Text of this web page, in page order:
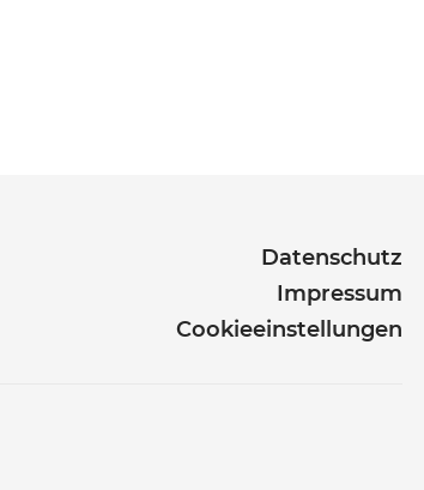
Datenschutz
Impressum
Cookieeinstellungen